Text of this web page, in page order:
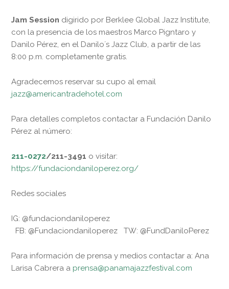
Jam Session digirido por Berklee Global Jazz Institute,
con la presencia de los maestros Marco Pigntaro y
Danilo Pérez, en el Danilo´s Jazz Club, a partir de las
8:00 p.m. completamente gratis.
Agradecemos reservar su cupo al email
jazz@americantradehotel.com
Para detalles completos contactar a Fundación Danilo
Pérez al número:
211-0272/211-3491 o visitar:
https://fundaciondaniloperez.org/
Redes sociales
IG: @fundaciondaniloperez
FB: @Fundaciondaniloperez TW: @FundDaniloPerez
Para información de prensa y medios contactar a: Ana
Larisa Cabrera a prensa@panamajazzfestival.com